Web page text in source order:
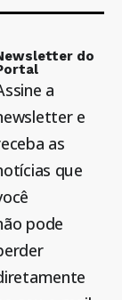
do
a
e
as
que
pode